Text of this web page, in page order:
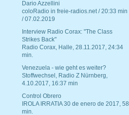
Dario Azzellini
coloRadio in freie-radios.net / 20:33 min
/ 07.02.2019
Interview Radio Corax: "The Class
Strikes Back"
Radio Corax, Halle, 28.11.2017, 24:34
min.
Venezuela - wie geht es weiter?
Stoffwechsel, Radio Z Nürnberg,
4.10.2017, 16:37 min
Control Obrero
IROLA IRRATIA 30 de enero de 2017, 58
min.